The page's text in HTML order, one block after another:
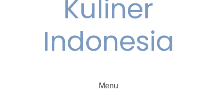
Kuliner
Indonesia
Menu